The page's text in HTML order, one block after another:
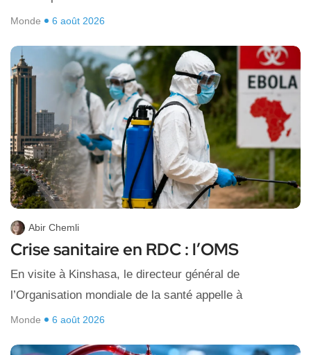
Monde 6 août 2026
Abir Chemli
Crise sanitaire en RDC : l’OMS
En visite à Kinshasa, le directeur général de
l’Organisation mondiale de la santé appelle à
Monde 6 août 2026